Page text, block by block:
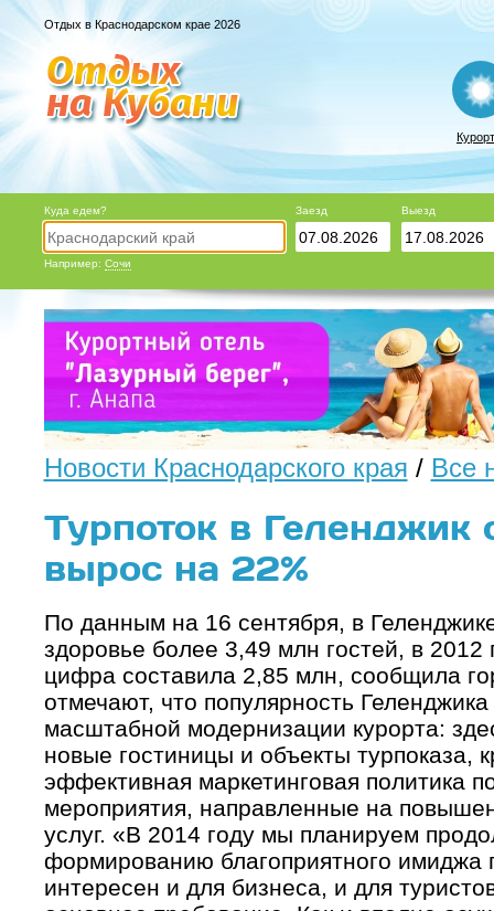
Отдых в Краснодарском крае 2026
Куда едем?
Например: Сочи
Заезд Выезд
Новости Краснодарского края / Все
Турпоток в Геленджик
вырос на 22%
По данным на 16 сентября, в
здоровье более 3,49 млн гостей, в 2012
цифра составила 2,85 млн, сообщила
отмечают, что популярность Геленджика
масштабной модернизации курорта:
новые гостиницы и объекты турпоказа,
эффективная маркетинговая политика
мероприятия, направленные на
услуг. «В 2014 году мы планируем
формированию благоприятного имиджа
интересен и для бизнеса, и для